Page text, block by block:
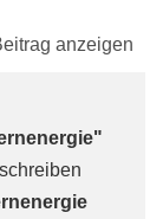
anzeigen